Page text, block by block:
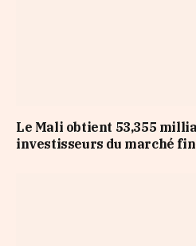
Le Mali obtient 53,355
investisseurs du marché